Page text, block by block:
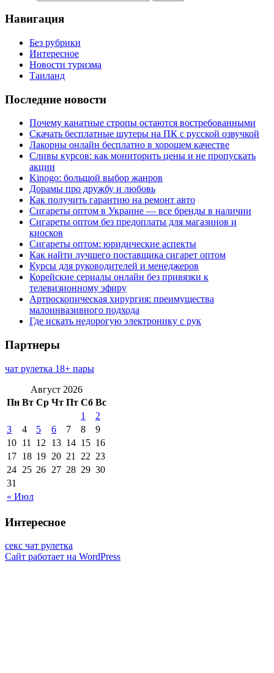
Навигация
Без рубрики
Интересное
Новости туризма
Таиланд
Последние новости
Почему канатные стропы остаются востребованными
Скачать бесплатные шутеры на ПК с русской озвучкой
Лакорны онлайн бесплатно в хорошем качестве
Сливы курсов: как мониторить цены и не пропускать
акции
Kinogo: большой выбор жанров
Дорамы про дружбу и любовь
Как получить гарантию на ремонт авто
Сигареты оптом в Украине — все бренды в наличии
Сигареты оптом без предоплаты для магазинов и
киосков
Сигареты оптом: юридические аспекты
Как найти лучшего поставщика сигарет оптом
Курсы для руководителей и менеджеров
Корейские сериалы онлайн без привязки к
телевизионному эфиру
Артроскопическая хирургия: преимущества
малоинвазивного подхода
Где искать недорогую электронику с рук
Партнеры
чат рулетка 18+ пары
Август 2026
Пн Вт Ср Чт Пт Сб Вс
« Июл
1
2
3
4 5 6 7 8
9
10 11 12 13 14 15 16
17 18 19 20 21 22 23
24 25 26 27 28 29 30
31
Интересное
секс чат рулетка
Сайт работает на WordPress